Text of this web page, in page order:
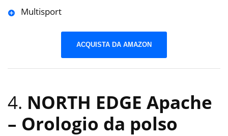
Multisport
ACQUISTA DA AMAZON
4. NORTH EDGE Apache
– Orologio da polso